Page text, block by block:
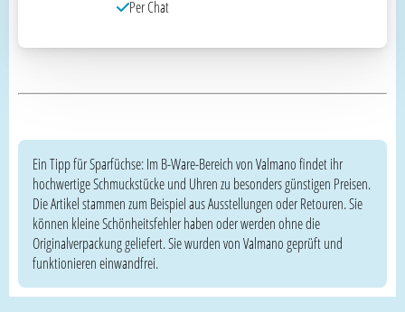
Per Chat
Ein Tipp für Sparfüchse: Im B-Ware-Bereich von Valmano findet ihr
hochwertige Schmuckstücke und Uhren zu besonders günstigen Preisen.
Die Artikel stammen zum Beispiel aus Ausstellungen oder Retouren. Sie
können kleine Schönheitsfehler haben oder werden ohne die
Originalverpackung geliefert. Sie wurden von Valmano geprüft und
funktionieren einwandfrei.